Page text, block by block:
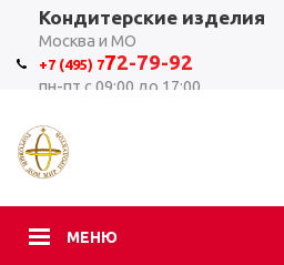
Кондитерские изделия
Москва и МО
+7 (495) 772-79-92
пн-пт с 09:00 до 17:00
МЕНЮ